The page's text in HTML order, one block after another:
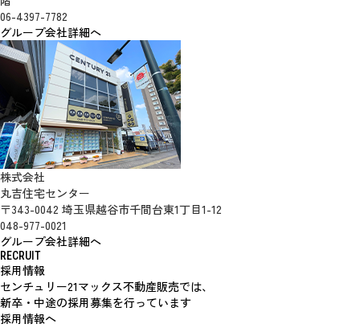
06-4397-7782
グループ会社詳細へ
株式会社
丸吉住宅センター
〒343-0042 埼玉県越谷市千間台東1丁目1-12
048-977-0021
グループ会社詳細へ
RECRUIT
採用情報
センチュリー21マックス不動産販売では、
新卒・中途の採用募集を行っています
採用情報へ